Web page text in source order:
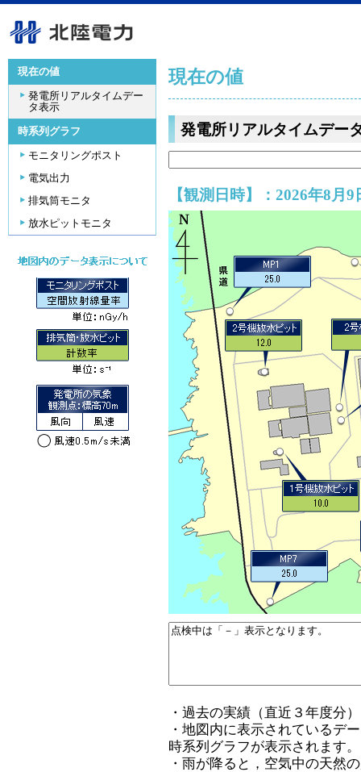
現在の値
発電所リアルタイムデー
タ表示
時系列グラフ
モニタリングポスト
電気出力
排気筒モニタ
放水ピットモニタ
現在の値
発電所リアルタイムデー
【観測日時】：2026年8月
・過去の実績（直近３年度分
・地図内に表示されているデ
時系列グラフが表示されます。
・雨が降ると，空気中の天然